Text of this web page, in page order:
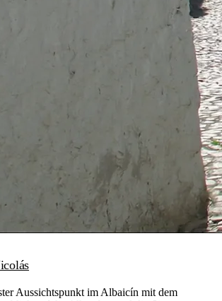
Aussichtspunkt im Albaicín mit dem